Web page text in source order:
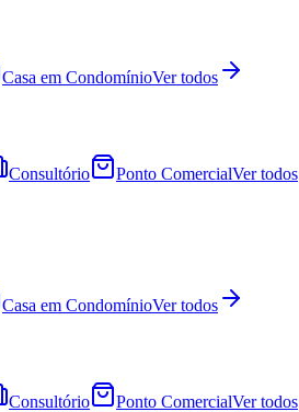
Casa em CondomínioVer todos
Consultório Ponto ComercialVer todos
Casa em CondomínioVer todos
Consultório Ponto ComercialVer todos